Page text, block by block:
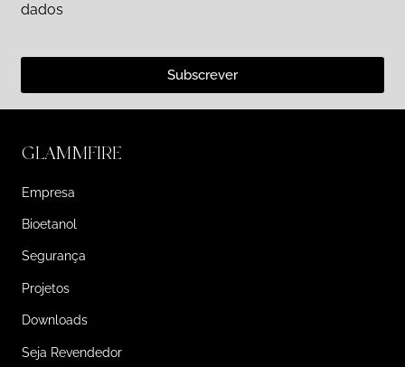
dados
Subscrever
GLAMMFIRE
Empresa
Bioetanol
Segurança
Projetos
Downloads
Seja Revendedor